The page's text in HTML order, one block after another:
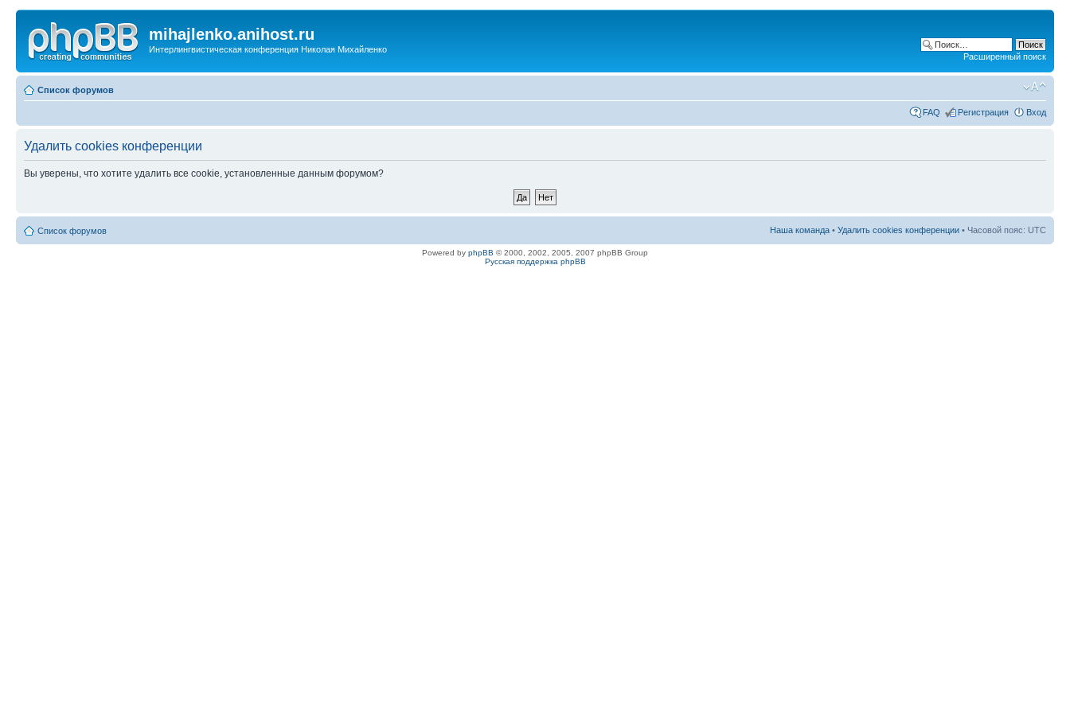
mihajlenko.anihost.ru
Интерлингвистическая конференция Николая Михайленко
Расширенный поиск
Список форумов
FAQ Регистрация Вход
Удалить cookies конференции
Вы уверены, что хотите удалить все cookie, установленные данным форумом?
Список форумов Наша команда • Удалить cookies конференции • Часовой пояс: UTC
Powered by phpBB © 2000, 2002, 2005, 2007 phpBB Group
Русская поддержка phpBB